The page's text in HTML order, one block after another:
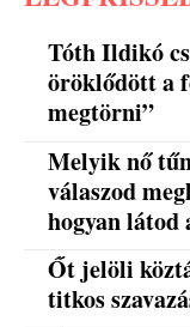
Tóth Ildikó
öröklődött a
megtörni”
Melyik nő
válaszod
hogyan látod
Őt jelöli
titkos